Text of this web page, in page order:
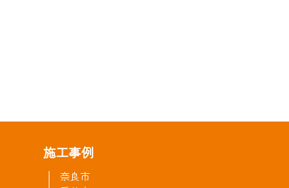
施工事例
奈良市